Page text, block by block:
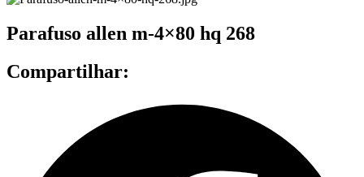
Parafuso allen m-4×80 hq 268
Compartilhar: